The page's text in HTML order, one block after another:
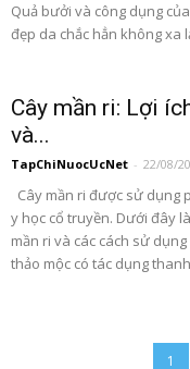
Quả bưởi và công dụng
đẹp da chắc hẳn không xa
Cây mần ri: Lợi
và...
TapChiNuocUcNet - 22/08/
Cây mần ri được sử dụng
y học cổ truyền. Dưới đây
mần ri và các cách sử
thảo mộc có tác dụng
1